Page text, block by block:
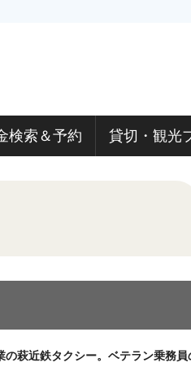
検索＆予約 貸切・観光
萩近鉄タクシー。ベテラン乗務員